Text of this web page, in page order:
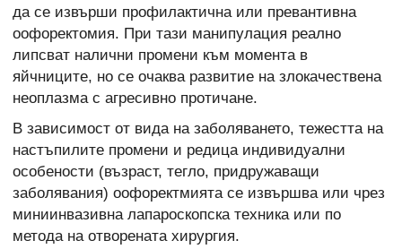
да се извърши профилактична или превантивна
оофоректомия. При тази манипулация реално
липсват налични промени към момента в
яйчниците, но се очаква развитие на злокачествена
неоплазма с агресивно протичане.
В зависимост от вида на заболяването, тежестта на
настъпилите промени и редица индивидуални
особености (възраст, тегло, придружаващи
заболявания) оофоректмията се извършва или чрез
миниинвазивна лапароскопска техника или по
метода на отворената хирургия.